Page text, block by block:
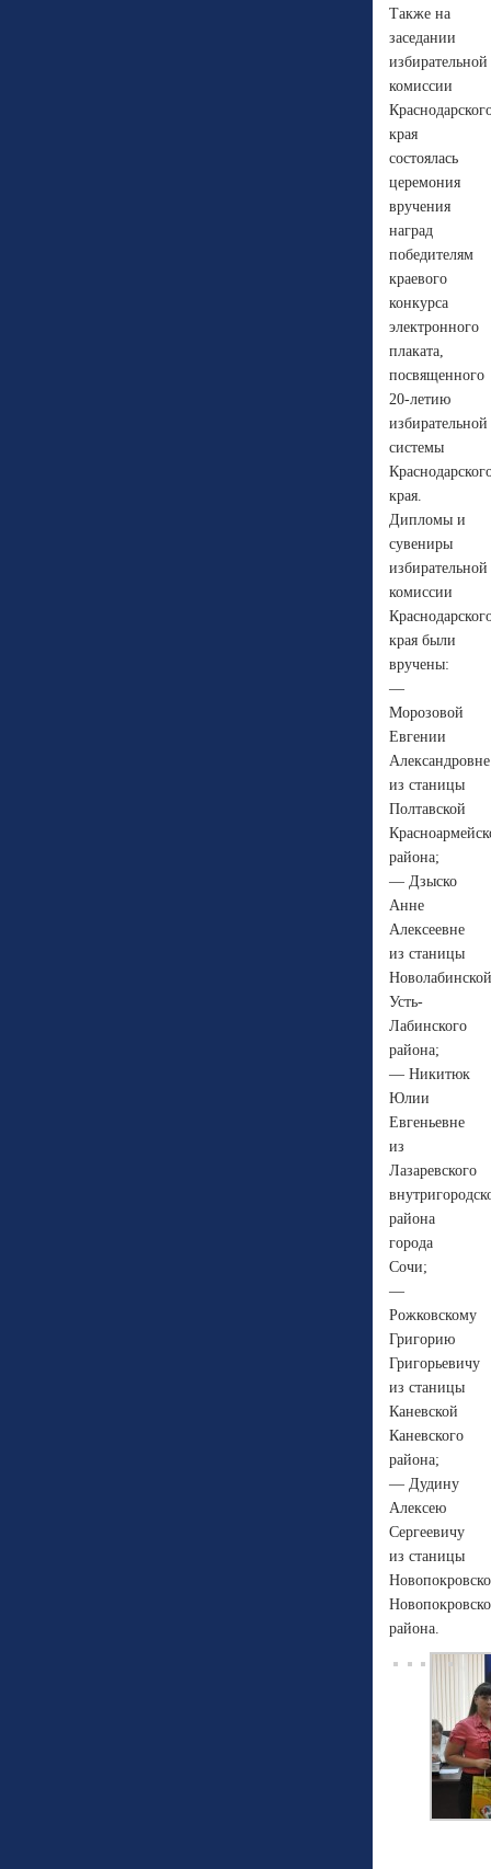
Также на
заседании
избирательной
комиссии
края
состоялась
церемония
вручения
наград
победителям
краевого
конкурса
электронного
плаката,
посвященного
20-летию
избирательной
системы
края.
Дипломы и
сувениры
избирательной
комиссии
края были
вручены:
—
Морозовой
Евгении
Александровне
из станицы
Полтавской
района;
— Дзыско
Анне
Алексеевне
из станицы
Новолабинской
Усть-
Лабинского
района;
— Никитюк
Юлии
Евгеньевне
из
Лазаревского
района
города
Сочи;
—
Рожковскому
Григорию
Григорьевичу
из станицы
Каневской
Каневского
района;
— Дудину
Алексею
Сергеевичу
из станицы
района.